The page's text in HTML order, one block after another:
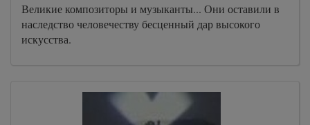
Великие композиторы и музыканты... Они оставили в
наследство человечеству бесценный дар высокого
искусства.